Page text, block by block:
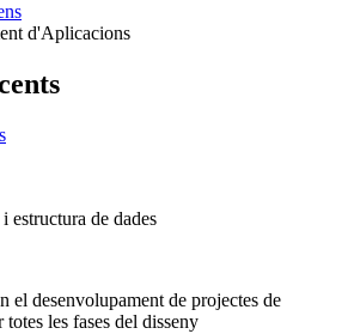
d'Aplicacions
estructura de dades
el desenvolupament de projectes de
les fases del disseny